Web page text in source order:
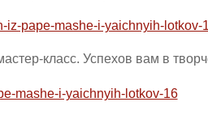
класс. Успехов вам в